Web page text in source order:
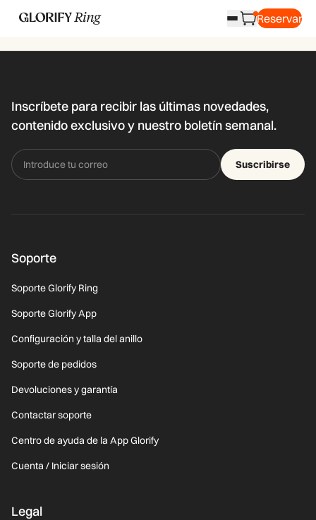
Reservar
Inscríbete para recibir las últimas novedades,
contenido exclusivo y nuestro boletín semanal.
Suscribirse
Soporte
Soporte Glorify Ring
Soporte Glorify App
Configuración y talla del anillo
Soporte de pedidos
Devoluciones y garantía
Contactar soporte
Centro de ayuda de la App Glorify
Cuenta / Iniciar sesión
Legal